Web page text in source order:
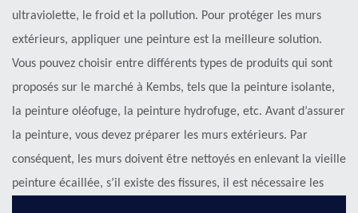
ultraviolette, le froid et la pollution. Pour protéger les murs
extérieurs, appliquer une peinture est la meilleure solution.
Vous pouvez choisir entre différents types de produits qui sont
proposés sur le marché à Kembs, tels que la peinture isolante,
la peinture oléofuge, la peinture hydrofuge, etc. Avant d’assurer
la peinture, vous devez préparer les murs extérieurs. Par
conséquent, les murs doivent être nettoyés en enlevant la vieille
peinture écaillée, s’il existe des fissures, il est nécessaire les